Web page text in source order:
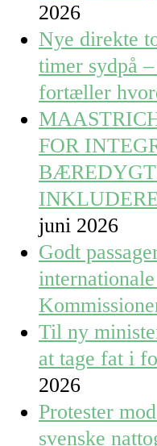
2026
Nye direkte
timer sydpå
fortæller
FOR
juni 2026
Godt
Til ny
at tage fat i
2026
Protester
svenske